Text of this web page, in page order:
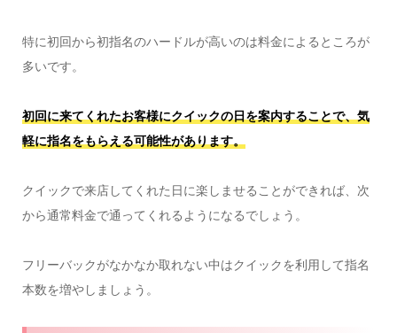
特に初回から初指名のハードルが高いのは料金によるところが
多いです。
初回に来てくれたお客様にクイックの日を案内することで、気
軽に指名をもらえる可能性があります。
クイックで来店してくれた日に楽しませることができれば、次
から通常料金で通ってくれるようになるでしょう。
フリーバックがなかなか取れない中はクイックを利用して指名
本数を増やしましょう。